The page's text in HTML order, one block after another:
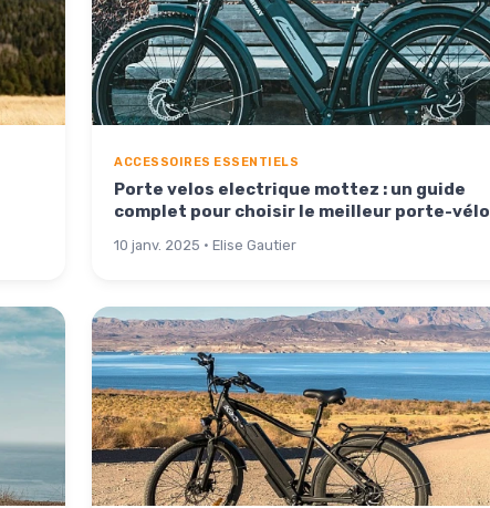
ACCESSOIRES ESSENTIELS
Porte velos electrique mottez : un guide
complet pour choisir le meilleur porte-vélo
10 janv. 2025 · Elise Gautier